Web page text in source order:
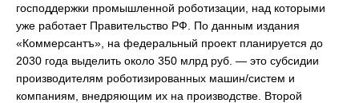
господдержки промышленной роботизации, над которыми
уже работает Правительство РФ. По данным издания
«Коммерсантъ», на федеральный проект планируется до
2030 года выделить около 350 млрд руб. — это субсидии
производителям роботизированных машин/систем и
компаниям, внедряющим их на производстве. Второй